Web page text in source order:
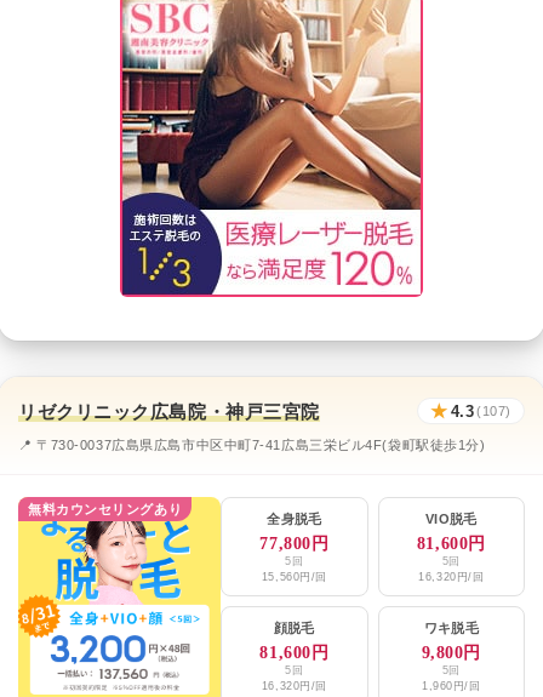
リゼクリニック広島院・神戸三宮院 ★ 4.3(107)
📍 〒730-0037広島県広島市中区中町7-41広島三栄ビル4F(袋町駅徒歩1分)
無料カウンセリングあり
全身脱毛
77,800円
5回
15,560円/回
VIO脱毛
81,600円
5回
16,320円/回
顔脱毛
81,600円
5回
16,320円/回
ワキ脱毛
9,800円
5回
1,960円/回